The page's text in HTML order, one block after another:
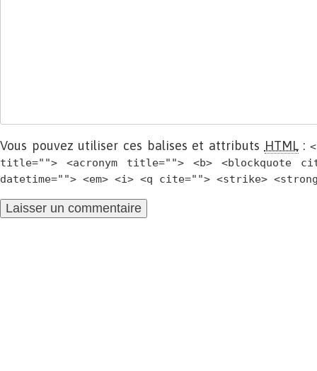
Vous pouvez utiliser ces balises et attributs HTML:
title=""> <acronym title=""> <b> <blockquote
datetime=""> <em> <i> <q cite=""> <strike>